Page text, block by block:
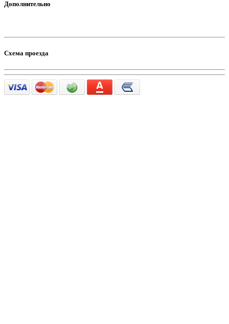
Дополнительно
Схема проезда